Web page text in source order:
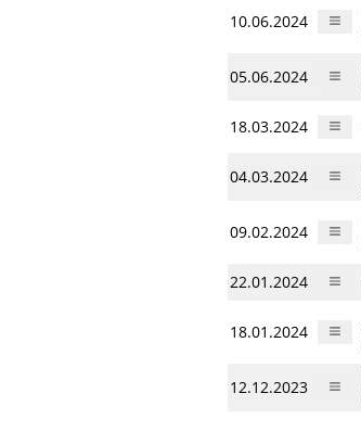
10.06.2024
05.06.2024
18.03.2024
04.03.2024
09.02.2024
22.01.2024
18.01.2024
12.12.2023